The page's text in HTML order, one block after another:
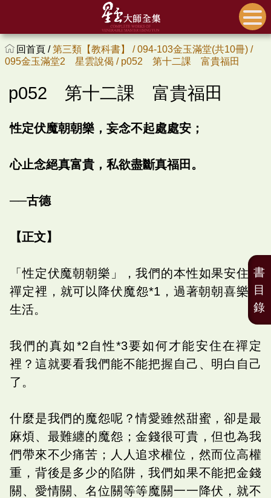
回首頁 /第三類【教科書】 /094-103金玉滿堂(共10冊) /
095金玉滿堂2 星雲說偈 / p052 第十二課 富貴福田
p052 第十二課 富貴福田
性定伏魔朝朝樂，妄念不起處處安；
心止念絕真富貴，私欲盡斷真福田。
──古德
【正文】
「性定伏魔朝朝樂」，我們的本性如果安住在
禪定裡，就可以降伏魔怨*1，過著朝朝喜樂的
生活。
我們的真如*2自性*3要如何才能安住在禪定
裡？這就要看我們能不能把握自己、明白自己
了。
什麼是我們的魔怨呢？情愛雖然甜蜜，卻是最
麻煩、最難纏的魔怨；金錢很可貴，但也為我
們帶來不少痛苦；人人追求權位，然而位高權
重，背後是多少的陷阱，我們如果不能把金錢
關、愛情關、名位關等等魔關一一降伏，就不
書
目
錄